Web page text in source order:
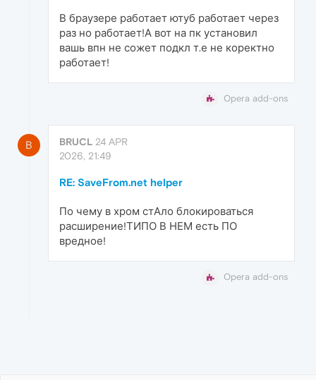
В браузере работает ютуб работает через
раз но работает!А вот на пк установил
вашь впн не сожет подкл т.е не коректно
работает!
Opera add-ons
B BRUCL 24 APR
2026, 21:49
RE: SaveFrom.net helper
По чему в хром стАло блокироваться
расширение!ТИПО В НЕМ есть ПО
вредное!
Opera add-ons